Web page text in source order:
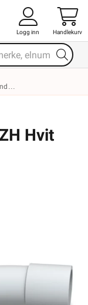
Logg inn Handlekurv
Hvit